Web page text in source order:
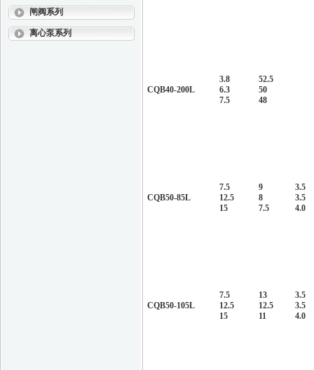
闸阀系列
离心泵系列
CQB40-200L
3.8
6.3
7.5
52.5
50
48
CQB50-85L
7.5
12.5
15
9
8
7.5
3.5
3.5
4.0
CQB50-105L
7.5
12.5
15
13
12.5
11
3.5
3.5
4.0